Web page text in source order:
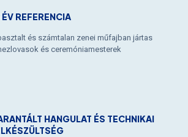
REFERENCIA
és számtalan zenei műfajban jártas
és ceremóniamesterek
HANGULAT ÉS TECHNIKAI